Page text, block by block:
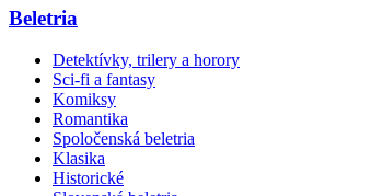
Beletria
Detektívky, trilery a horory
Sci-fi a fantasy
Komiksy
Romantika
Spoločenská beletria
Klasika
Historické